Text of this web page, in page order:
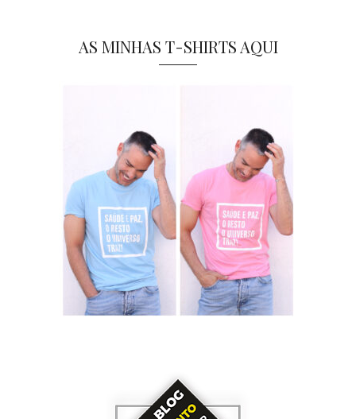
AS MINHAS T-SHIRTS AQUI